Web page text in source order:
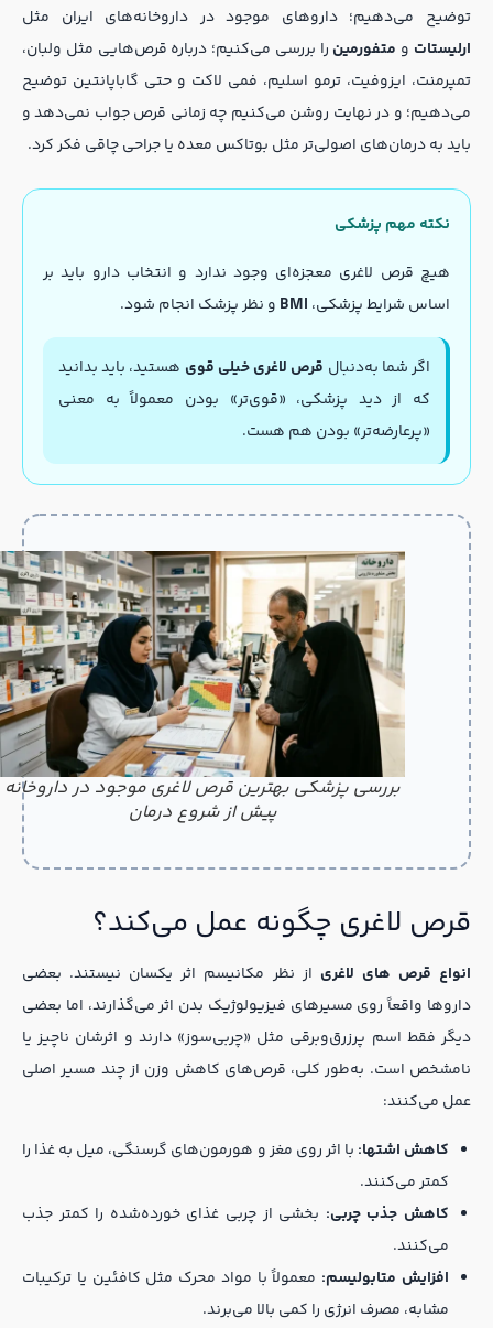
توضیح می‌دهیم؛ داروهای موجود در داروخانه‌های ایران مثل
ارلیستاتو متفورمینرا بررسی می‌کنیم؛ درباره قرص‌هایی مثل ولبان،
تمپرمنت، ایزوفیت، ترمو اسلیم، فمی لاکت و حتی گاباپانتین توضیح
می‌دهیم؛ و در نهایت روشن می‌کنیم چه زمانی قرص جواب نمی‌دهد و
باید به درمان‌های اصولی‌تر مثل بوتاکس معده یا جراحی چاقی فکر کرد.
نکته مهم پزشکی
هیچ قرص لاغری معجزه‌ای وجود ندارد و انتخاب دارو باید بر
اساس شرایط پزشکی،BMIو نظر پزشک انجام شود.
اگر شما به‌دنبالقرص لاغری خیلی قویهستید، باید بدانید
که از دید پزشکی، «قوی‌تر» بودن معمولاً به معنی
«پرعارضه‌تر» بودن هم هست.
بررسی پزشکی بهترین قرص لاغری موجود در داروخانه
پیش از شروع درمان
قرص لاغری چگونه عمل می‌کند؟
انواع قرص های لاغریاز نظر مکانیسم اثر یکسان نیستند. بعضی
داروها واقعاً روی مسیرهای فیزیولوژیک بدن اثر می‌گذارند، اما بعضی
دیگر فقط اسم پرزرق‌وبرقی مثل «چربی‌سوز» دارند و اثرشان ناچیز یا
نامشخص است. به‌طور کلی، قرص‌های کاهش وزن از چند مسیر اصلی
عمل می‌کنند:
کاهش اشتها:با اثر روی مغز و هورمون‌های گرسنگی، میل به غذا را
کمتر می‌کنند.
کاهش جذب چربی:بخشی از چربی غذای خورده‌شده را کمتر جذب
می‌کنند.
افزایش متابولیسم:معمولاً با مواد محرک مثل کافئین یا ترکیبات
مشابه، مصرف انرژی را کمی بالا می‌برند.